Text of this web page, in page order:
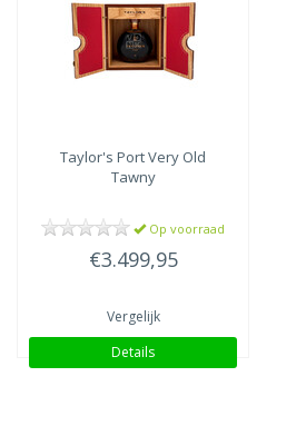
Taylor's Port Very Old
Tawny
Op voorraad
€3.499,95
Vergelijk
Details